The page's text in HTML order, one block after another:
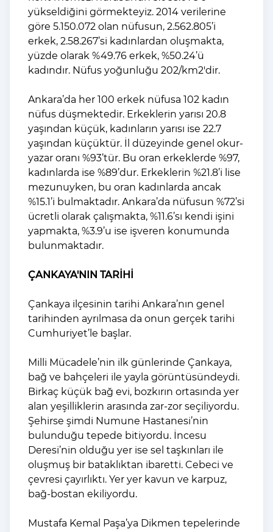
yükseldiğini görmekteyiz. 2014 verilerine
göre 5.150.072 olan nüfusun, 2.562.805’i
erkek, 2.58.267’si kadınlardan oluşmakta,
yüzde olarak %49.76 erkek, %50.24’ü
kadındır. Nüfus yoğunluğu 202/km2'dir.
Ankara’da her 100 erkek nüfusa 102 kadın
nüfus düşmektedir. Erkeklerin yarısı 20.8
yaşından küçük, kadınların yarısı ise 22.7
yaşından küçüktür. İl düzeyinde genel okur-
yazar oranı %93’tür. Bu oran erkeklerde %97,
kadınlarda ise %89’dur. Erkeklerin %21.8’i lise
mezunuyken, bu oran kadınlarda ancak
%15.1’i bulmaktadır. Ankara’da nüfusun %72’si
ücretli olarak çalışmakta, %11.6’sı kendi işini
yapmakta, %3.9’u ise işveren konumunda
bulunmaktadır.
ÇANKAYA'NIN TARİHİ
Çankaya ilçesinin tarihi Ankara’nın genel
tarihinden ayrılmasa da onun gerçek tarihi
Cumhuriyet’le başlar.
Milli Mücadele’nin ilk günlerinde Çankaya,
bağ ve bahçeleri ile yayla görüntüsündeydi.
Birkaç küçük bağ evi, bozkırın ortasında yer
alan yeşilliklerin arasında zar-zor seçiliyordu.
Şehirse şimdi Numune Hastanesi’nin
bulunduğu tepede bitiyordu. İncesu
Deresi’nin olduğu yer ise sel taşkınları ile
oluşmuş bir bataklıktan ibaretti. Cebeci ve
çevresi çayırlıktı. Yer yer kavun ve karpuz,
bağ-bostan ekiliyordu.
Mustafa Kemal Paşa’ya Dikmen tepelerinde